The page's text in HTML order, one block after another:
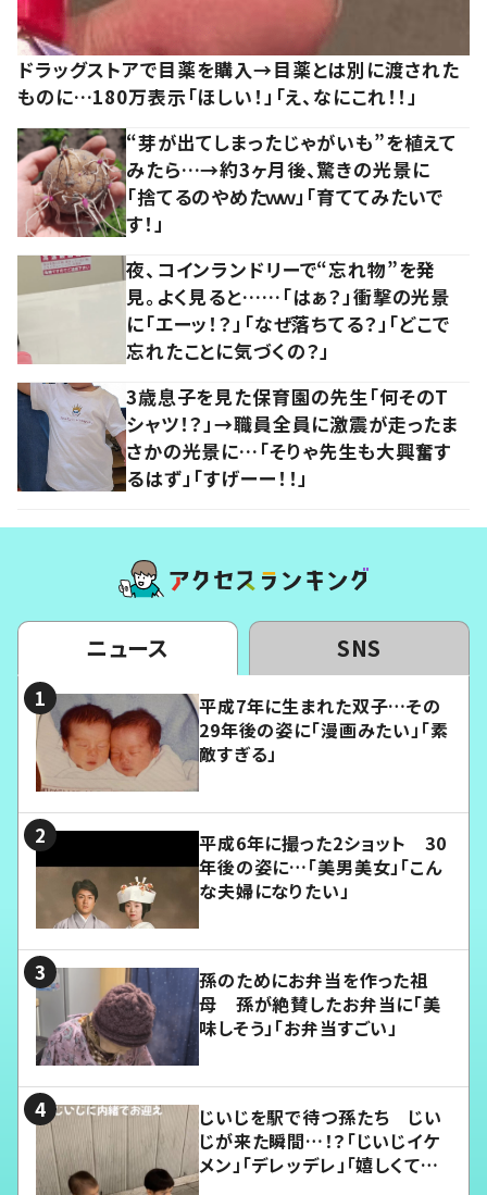
ドラッグストアで目薬を購入→目薬とは別に渡された
ものに…180万表示「ほしい！」「え、なにこれ！！」
“芽が出てしまったじゃがいも”を植えて
みたら…→約3ヶ月後、驚きの光景に
「捨てるのやめたｗｗ」「育ててみたいで
す！」
夜、コインランドリーで“忘れ物”を発
見。よく見ると……「はぁ？」衝撃の光景
に「エーッ！？」「なぜ落ちてる？」「どこで
忘れたことに気づくの？」
3歳息子を見た保育園の先生「何そのT
シャツ！？」→職員全員に激震が走ったま
さかの光景に…「そりゃ先生も大興奮す
るはず」「すげーー！！」
ニュース SNS
平成7年に生まれた双子…その
29年後の姿に「漫画みたい」「素
敵すぎる」
平成6年に撮った2ショット 30
年後の姿に…「美男美女」「こん
な夫婦になりたい」
孫のためにお弁当を作った祖
母 孫が絶賛したお弁当に「美
味しそう」「お弁当すごい」
じいじを駅で待つ孫たち じい
じが来た瞬間…！？「じいじイケ
メン」「デレッデレ」「嬉しくて可